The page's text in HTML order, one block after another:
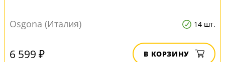
Osgona (Италия) 14 шт.
6 599 ₽ В КОРЗИНУ